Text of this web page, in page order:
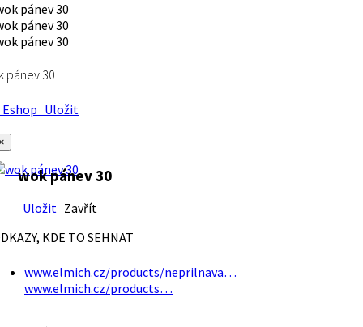
pánev 30
Uložit
wok pánev 30
Uložit Zavřít
KDE TO SEHNAT
www.elmich.cz/products/neprilnava…
www.elmich.cz/products…